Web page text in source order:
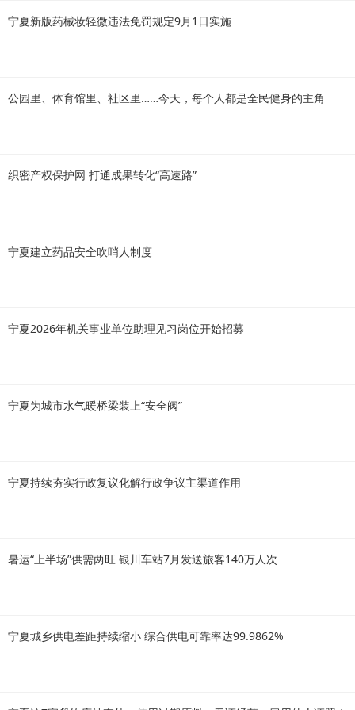
宁夏新版药械妆轻微违法免罚规定9月1日实施
公园里、体育馆里、社区里……今天，每个人都是全民健身的主角
织密产权保护网 打通成果转化“高速路”
宁夏建立药品安全吹哨人制度
宁夏2026年机关事业单位助理见习岗位开始招募
宁夏为城市水气暖桥梁装上“安全阀”
宁夏持续夯实行政复议化解行政争议主渠道作用
暑运“上半场”供需两旺 银川车站7月发送旅客140万人次
宁夏城乡供电差距持续缩小 综合供电可靠率达99.9862%